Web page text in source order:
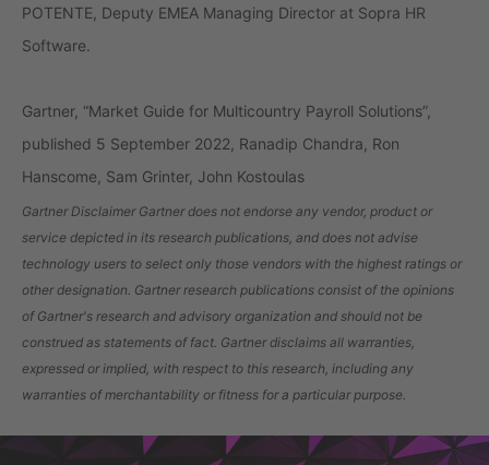
POTENTE, Deputy EMEA Managing Director at Sopra HR
Software.
Gartner, “Market Guide for Multicountry Payroll Solutions”,
published 5 September 2022, Ranadip Chandra, Ron
Hanscome, Sam Grinter, John Kostoulas
Gartner Disclaimer Gartner does not endorse any vendor, product or
service depicted in its research publications, and does not advise
technology users to select only those vendors with the highest ratings or
other designation. Gartner research publications consist of the opinions
of Gartner's research and advisory organization and should not be
construed as statements of fact. Gartner disclaims all warranties,
expressed or implied, with respect to this research, including any
warranties of merchantability or fitness for a particular purpose.